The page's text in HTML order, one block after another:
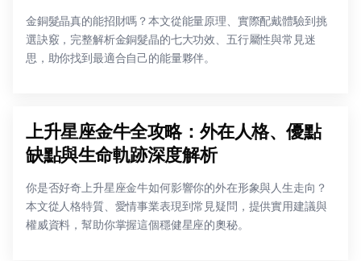
金銅髮晶真的能招財嗎？本文從能量原理、實際配戴體驗到挑
選訣竅，完整解析金銅髮晶的七大功效、五行屬性與常見迷
思，助你找到最適合自己的能量夥伴。
上升星座金牛全攻略：外在人格、優點
缺點與生命軌跡深度解析
你是否好奇上升星座金牛如何影響你的外在形象與人生走向？
本文從人格特質、愛情事業表現到常見疑問，提供實用建議與
權威資料，幫助你掌握這個穩健星座的奧秘。